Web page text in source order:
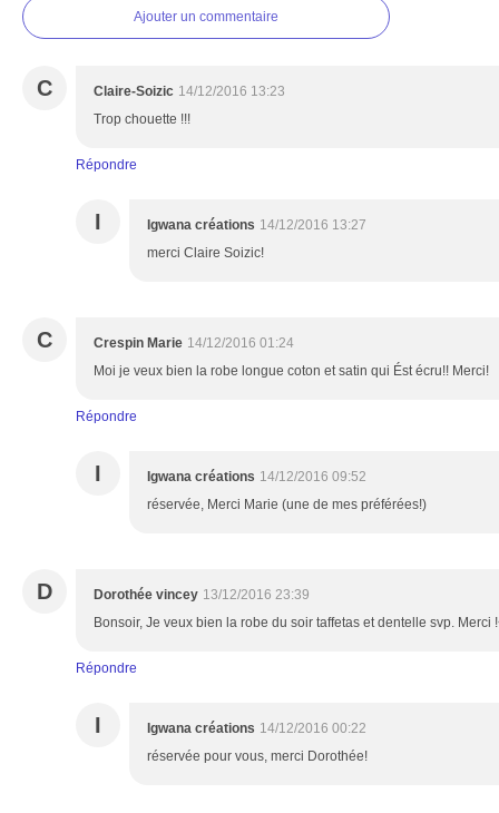
Ajouter un commentaire
C Claire-Soizic 14/12/2016 13:23
Trop chouette !!!
Répondre
I Igwana créations 14/12/2016 13:27
merci Claire Soizic!
C Crespin Marie 14/12/2016 01:24
Moi je veux bien la robe longue coton et satin qui Ést écru!! Merci!
Répondre
I Igwana créations 14/12/2016 09:52
réservée, Merci Marie (une de mes préférées!)
D Dorothée vincey 13/12/2016 23:39
Bonsoir, Je veux bien la robe du soir taffetas et dentelle svp. Merci
Répondre
I Igwana créations 14/12/2016 00:22
réservée pour vous, merci Dorothée!